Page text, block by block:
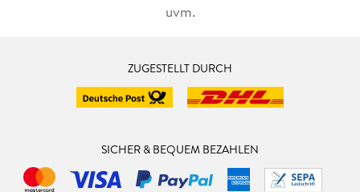
uvm.
ZUGESTELLT DURCH
SICHER & BEQUEM BEZAHLEN